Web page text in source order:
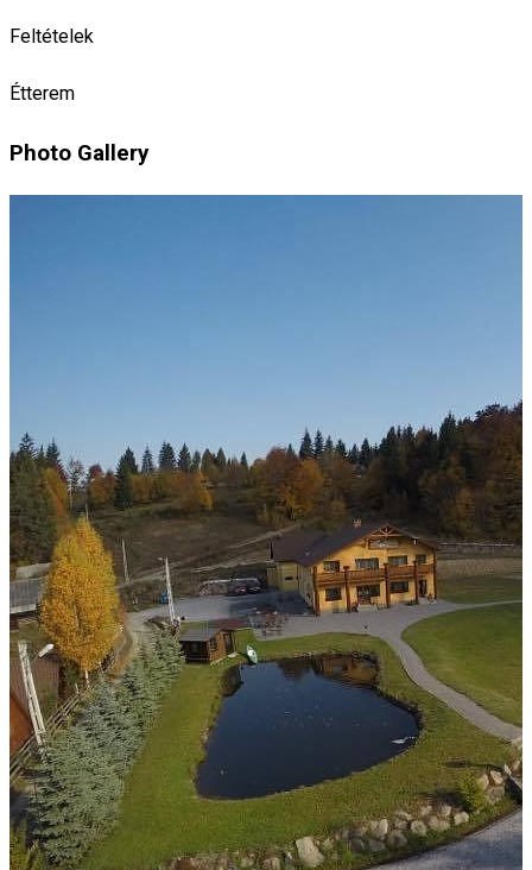
Feltételek
Étterem
Photo Gallery